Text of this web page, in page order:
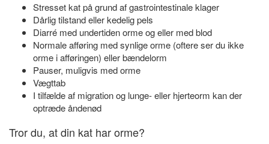
Stresset kat på grund af gastrointestinale klager
Dårlig tilstand eller kedelig pels
Diarré med undertiden orme og eller med blod
Normale afføring med synlige orme (oftere ser du ikke
orme i afføringen) eller bændelorm
Pauser, muligvis med orme
Vægttab
I tilfælde af migration og lunge- eller hjerteorm kan der
optræde åndenød
Tror du, at din kat har orme?